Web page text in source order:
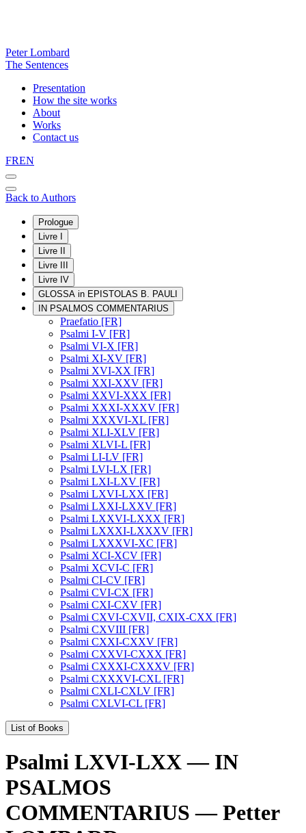
Peter Lombard
The Sentences
Presentation
How the site works
About
Works
Contact us
FREN
Back to Authors
Prologue
Livre I
Livre II
Livre III
Livre IV
GLOSSA in EPISTOLAS B. PAULI
IN PSALMOS COMMENTARIUS
Praefatio [FR]
Psalmi I-V [FR]
Psalmi VI-X [FR]
Psalmi XI-XV [FR]
Psalmi XVI-XX [FR]
Psalmi XXI-XXV [FR]
Psalmi XXVI-XXX [FR]
Psalmi XXXI-XXXV [FR]
Psalmi XXXVI-XL [FR]
Psalmi XLI-XLV [FR]
Psalmi XLVI-L [FR]
Psalmi LI-LV [FR]
Psalmi LVI-LX [FR]
Psalmi LXI-LXV [FR]
Psalmi LXVI-LXX [FR]
Psalmi LXXI-LXXV [FR]
Psalmi LXXVI-LXXX [FR]
Psalmi LXXXI-LXXXV [FR]
Psalmi LXXXVI-XC [FR]
Psalmi XCI-XCV [FR]
Psalmi XCVI-C [FR]
Psalmi CI-CV [FR]
Psalmi CVI-CX [FR]
Psalmi CXI-CXV [FR]
Psalmi CXVI-CXVII, CXIX-CXX [FR]
Psalmi CXVIII [FR]
Psalmi CXXI-CXXV [FR]
Psalmi CXXVI-CXXX [FR]
Psalmi CXXXI-CXXXV [FR]
Psalmi CXXXVI-CXL [FR]
Psalmi CXLI-CXLV [FR]
Psalmi CXLVI-CL [FR]
List of Books
Psalmi LXVI-LXX — IN
PSALMOS
COMMENTARIUS — Petter